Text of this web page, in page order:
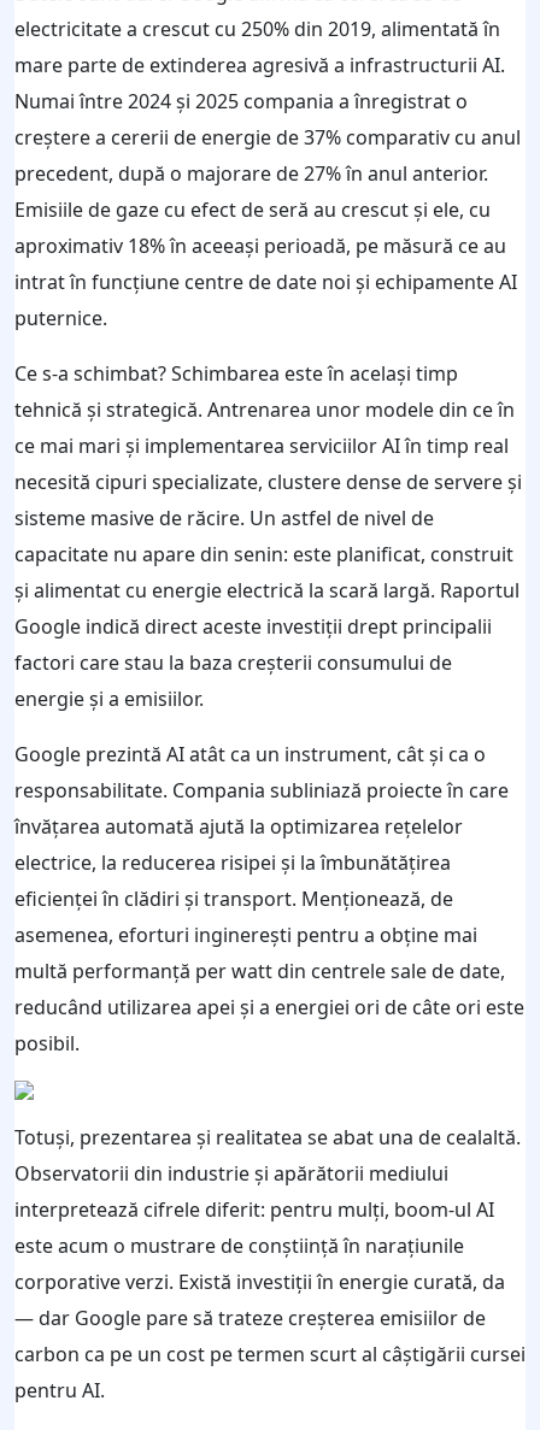
electricitate a crescut cu 250% din 2019, alimentată în
mare parte de extinderea agresivă a infrastructurii AI.
Numai între 2024 și 2025 compania a înregistrat o
creștere a cererii de energie de 37% comparativ cu anul
precedent, după o majorare de 27% în anul anterior.
Emisiile de gaze cu efect de seră au crescut și ele, cu
aproximativ 18% în aceeași perioadă, pe măsură ce au
intrat în funcțiune centre de date noi și echipamente AI
puternice.
Ce s-a schimbat? Schimbarea este în același timp
tehnică și strategică. Antrenarea unor modele din ce în
ce mai mari și implementarea serviciilor AI în timp real
necesită cipuri specializate, clustere dense de servere și
sisteme masive de răcire. Un astfel de nivel de
capacitate nu apare din senin: este planificat, construit
și alimentat cu energie electrică la scară largă. Raportul
Google indică direct aceste investiții drept principalii
factori care stau la baza creșterii consumului de
energie și a emisiilor.
Google prezintă AI atât ca un instrument, cât și ca o
responsabilitate. Compania subliniază proiecte în care
învățarea automată ajută la optimizarea rețelelor
electrice, la reducerea risipei și la îmbunătățirea
eficienței în clădiri și transport. Menționează, de
asemenea, eforturi inginerești pentru a obține mai
multă performanță per watt din centrele sale de date,
reducând utilizarea apei și a energiei ori de câte ori este
posibil.
Totuși, prezentarea și realitatea se abat una de cealaltă.
Observatorii din industrie și apărătorii mediului
interpretează cifrele diferit: pentru mulți, boom-ul AI
este acum o mustrare de conștiință în narațiunile
corporative verzi. Există investiții în energie curată, da
— dar Google pare să trateze creșterea emisiilor de
carbon ca pe un cost pe termen scurt al câștigării cursei
pentru AI.